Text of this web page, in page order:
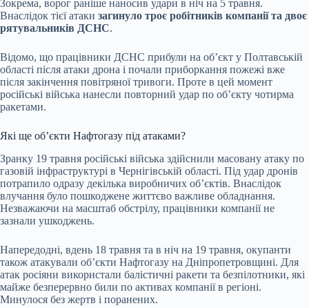
Зокрема, ворог раніше наносив удари в ніч на 5 травня.
Внаслідок тієї атаки загинуло троє робітників компанії та двоє
рятувальників ДСНС.
Відомо, що працівники ДСНС прибули на об’єкт у Полтавській
області після атаки дрона і почали приборкання пожежі вже
після закінчення повітряної тривоги. Проте в цей момент
російські війська нанесли повторний удар по об’єкту чотирма
ракетами.
Які ще об’єкти Нафтогазу під атаками?
Зранку 19 травня російські війська здійснили масовану атаку по
газовій інфраструктурі в Чернігівській області. Під удар дронів
потрапило одразу декілька виробничих об’єктів. Внаслідок
влучання було пошкоджене життєво важливе обладнання.
Незважаючи на масштаб обстрілу, працівники компанії не
зазнали ушкоджень.
Напередодні, вдень 18 травня та в ніч на 19 травня, окупанти
також атакували об’єкти Нафтогазу на Дніпропетровщині. Для
атак росіяни використали балістичні ракети та безпілотники, які
майже безперервно били по активах компанії в регіоні.
Минулося без жертв і поранених.